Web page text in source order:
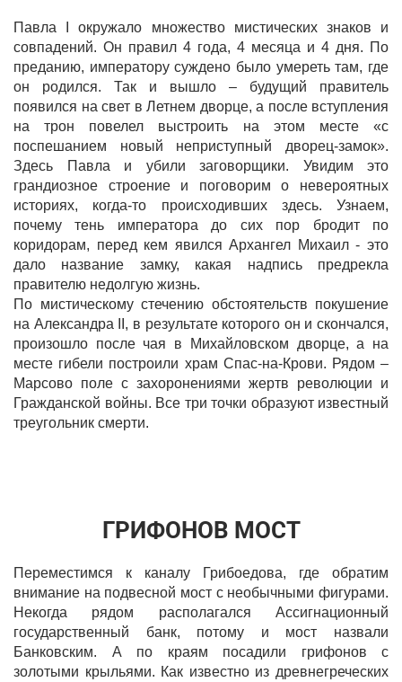
Павла I окружало множество мистических знаков и
совпадений. Он правил 4 года, 4 месяца и 4 дня. По
преданию, императору суждено было умереть там, где
он родился. Так и вышло – будущий правитель
появился на свет в Летнем дворце, а после вступления
на трон повелел выстроить на этом месте «с
поспешанием новый неприступный дворец-замок».
Здесь Павла и убили заговорщики. Увидим это
грандиозное строение и поговорим о невероятных
историях, когда-то происходивших здесь. Узнаем,
почему тень императора до сих пор бродит по
коридорам, перед кем явился Архангел Михаил - это
дало название замку, какая надпись предрекла
правителю недолгую жизнь.
По мистическому стечению обстоятельств покушение
на Александра II, в результате которого он и скончался,
произошло после чая в Михайловском дворце, а на
месте гибели построили храм Спас-на-Крови. Рядом –
Марсово поле с захоронениями жертв революции и
Гражданской войны. Все три точки образуют известный
треугольник смерти.
ГРИФОНОВ МОСТ
Переместимся к каналу Грибоедова, где обратим
внимание на подвесной мост с необычными фигурами.
Некогда рядом располагался Ассигнационный
государственный банк, потому и мост назвали
Банковским. А по краям посадили грифонов с
золотыми крыльями. Как известно из древнегреческих